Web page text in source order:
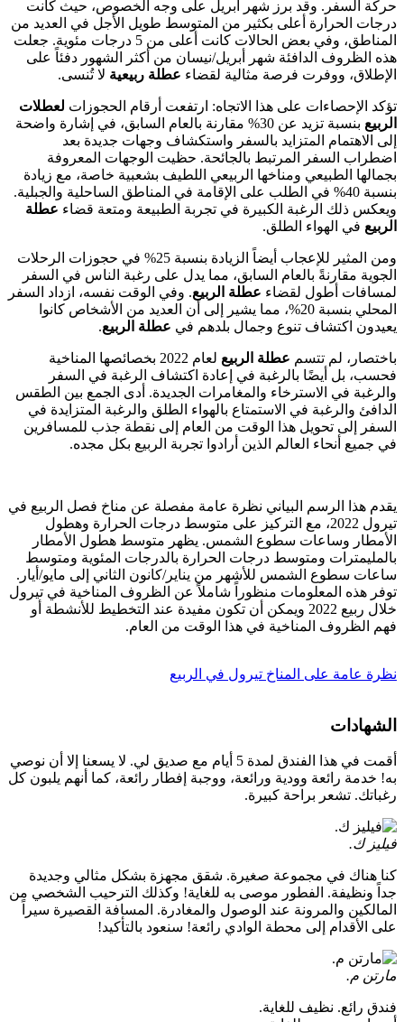
حركة السفر. وقد برز شهر أبريل على وجه الخصوص، حيث كانت
درجات الحرارة أعلى بكثير من المتوسط طويل الأجل في العديد من
المناطق، وفي بعض الحالات كانت أعلى من 5 درجات مئوية. جعلت
هذه الظروف الدافئة شهر أبريل/نيسان من أكثر الشهور دفئاً على
الإطلاق، ووفرت فرصة مثالية لقضاء عطلة ربيعية لا تُنسى.
تؤكد الإحصاءات على هذا الاتجاه: ارتفعت أرقام الحجوزات لعطلات
الربيع
بنسبة تزيد عن 30% مقارنة بالعام السابق، في إشارة واضحة
إلى الاهتمام المتزايد بالسفر واستكشاف وجهات جديدة بعد
اضطراب السفر المرتبط بالجائحة. حظيت الوجهات المعروفة
بجمالها الطبيعي ومناخها الربيعي اللطيف بشعبية خاصة، مع زيادة
بنسبة 40% في الطلب على الإقامة في المناطق الساحلية والجبلية.
ويعكس ذلك الرغبة الكبيرة في تجربة الطبيعة ومتعة قضاء عطلة
الربيع في الهواء الطلق.
ومن المثير للإعجاب أيضاً الزيادة بنسبة 25% في حجوزات الرحلات
الجوية مقارنةً بالعام السابق، مما يدل على رغبة الناس في السفر
لمسافات أطول لقضاء عطلة الربيع. وفي الوقت نفسه، ازداد السفر
المحلي بنسبة 20%، مما يشير إلى أن العديد من الأشخاص كانوا
يعيدون اكتشاف تنوع وجمال بلدهم في عطلة الربيع.
باختصار، لم تتسم عطلة الربيع
لعام 2022 بخصائصها المناخية
فحسب، بل أيضًا بالرغبة في إعادة اكتشاف الرغبة في السفر
والرغبة في الاسترخاء والمغامرات الجديدة. أدى الجمع بين الطقس
الدافئ والرغبة في الاستمتاع بالهواء الطلق والرغبة المتزايدة في
السفر إلى تحويل هذا الوقت من العام إلى نقطة جذب للمسافرين
في جميع أنحاء العالم الذين أرادوا تجربة الربيع بكل مجده.
يقدم هذا الرسم البياني نظرة عامة مفصلة عن مناخ فصل الربيع في
تيرول 2022، مع التركيز على متوسط درجات الحرارة وهطول
الأمطار وساعات سطوع الشمس. يظهر متوسط هطول الأمطار
بالمليمترات ومتوسط درجات الحرارة بالدرجات المئوية ومتوسط
ساعات سطوع الشمس للأشهر من يناير/كانون الثاني إلى مايو/أيار.
توفر هذه المعلومات منظوراً شاملاً عن الظروف المناخية في تيرول
خلال ربيع 2022 ويمكن أن تكون مفيدة عند التخطيط للأنشطة أو
فهم الظروف المناخية في هذا الوقت من العام.
نظرة عامة على المناخ تيرول في الربيع
الشهادات
أقمت في هذا الفندق لمدة 5 أيام مع صديق لي. لا يسعنا إلا أن نوصي
به! خدمة رائعة وودية ورائعة، ووجبة إفطار رائعة، كما أنهم يلبون كل
رغباتك. تشعر براحة كبيرة.
فيليز ك.
كنا هناك في مجموعة صغيرة. شقق مجهزة بشكل مثالي وجديدة
جداً ونظيفة. الفطور موصى به للغاية! وكذلك الترحيب الشخصي من
المالكين والمرونة عند الوصول والمغادرة. المسافة القصيرة سيراً
على الأقدام إلى محطة الوادي رائعة! سنعود بالتأكيد!
مارتن م.
فندق رائع. نظيف للغاية.